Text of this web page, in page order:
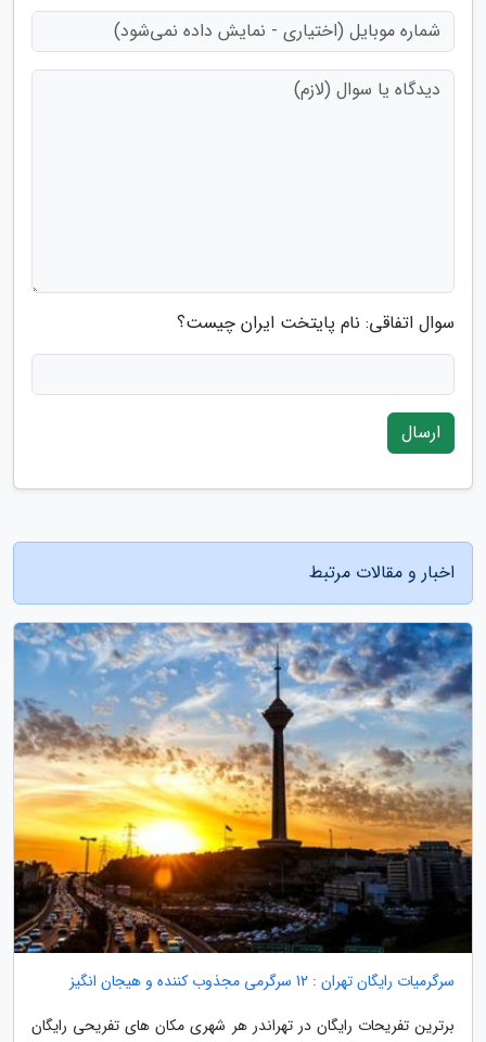
سوال اتفاقی: نام پایتخت ایران چیست؟
ارسال
اخبار و مقالات مرتبط
سرگرمیات رایگان تهران : 12 سرگرمی مجذوب کننده و هیجان انگیز
برترین تفریحات رایگان در تهراندر هر شهری مکان های تفریحی رایگان